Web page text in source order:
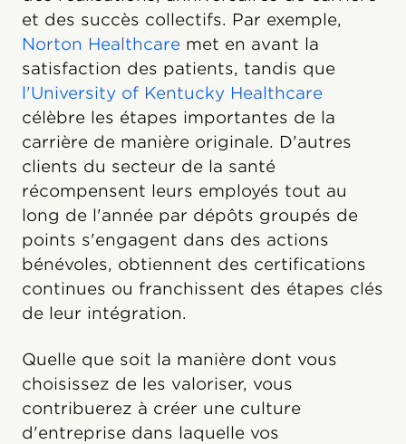
et des succès collectifs. Par exemple,
Norton Healthcare met en avant la
satisfaction des patients, tandis que
l'University of Kentucky Healthcare
célèbre les étapes importantes de la
carrière de manière originale. D'autres
clients du secteur de la santé
récompensent leurs employés tout au
long de l'année par dépôts groupés de
points s'engagent dans des actions
bénévoles, obtiennent des certifications
continues ou franchissent des étapes clés
de leur intégration.
Quelle que soit la manière dont vous
choisissez de les valoriser, vous
contribuerez à créer une culture
d'entreprise dans laquelle vos